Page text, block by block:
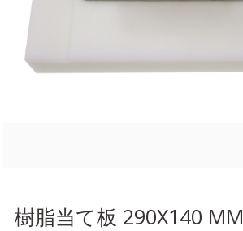
樹脂当て板 290X140 MM